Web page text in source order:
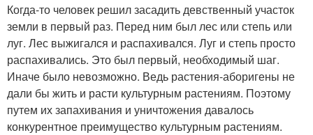
Когда-то человек решил засадить девственный участок
земли в первый раз. Перед ним был лес или степь или
луг. Лес выжигался и распахивался. Луг и степь просто
распахивались. Это был первый, необходимый шаг.
Иначе было невозможно. Ведь растения-аборигены не
дали бы жить и расти культурным растениям. Поэтому
путем их запахивания и уничтожения давалось
конкурентное преимущество культурным растениям.